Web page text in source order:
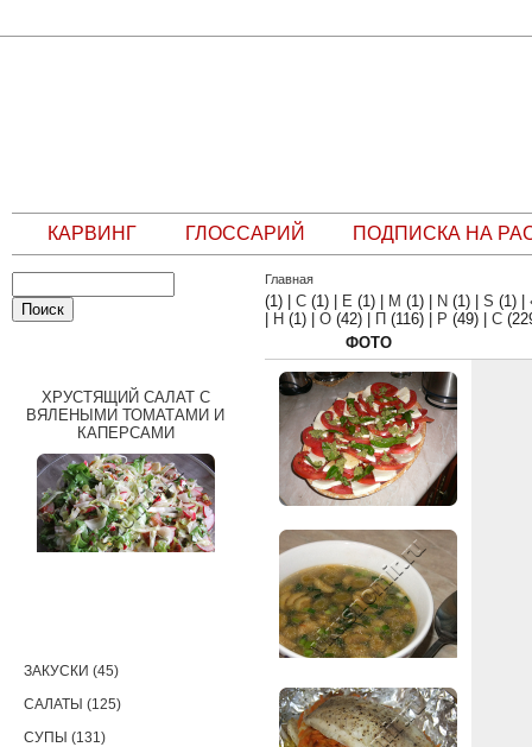
КАРВИНГ ГЛОССАРИЙ ПОДПИСКА НА
Главная
(1) C (1) E (1) M (1) N (1) S (1)
Н (1) О (42) П (116) Р (49) С
ФОТО
ХРУСТЯЩИЙ САЛАТ С
ВЯЛЕНЫМИ ТОМАТАМИ И
КАПЕРСАМИ
ЗАКУСКИ (45)
САЛАТЫ (125)
СУПЫ (131)